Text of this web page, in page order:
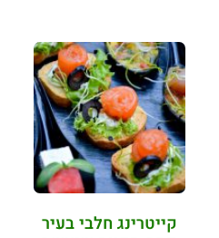
קייטרינג חלבי בעיר